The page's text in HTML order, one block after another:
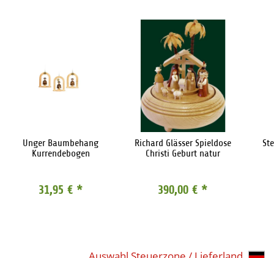
Unger Baumbehang
Kurrendebogen
31,95 € *
Richard Glässer Spieldose
Christi Geburt natur
390,00 € *